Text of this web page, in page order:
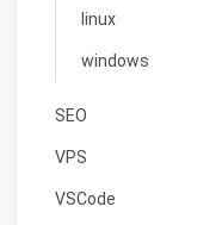
linux
windows
SEO
VPS
VSCode